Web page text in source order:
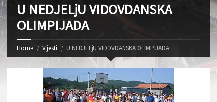
U NEDJELjU VIDOVDANSKA
OLIMPIJADA
Home Vijesti U NEDJELjU VIDOVDANSKA OLIMPIJADA